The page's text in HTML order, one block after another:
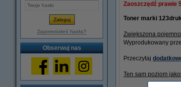
Zapomniałeś hasła?
Obserwuj nas
Zaoszczędź prawie
Toner marki
Zwiększona
Wyprodukowany
Przeczytaj
Ten sam poziom